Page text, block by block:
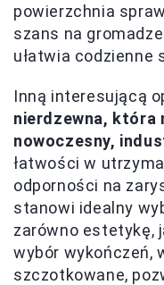
powierzchnia
szans na
ułatwia codzienne
Inną interesującą
nierdzewna, która
nowoczesny,
łatwości w
odporności na
stanowi idealny
zarówno estetykę,
wybór wykończeń,
szczotkowane,